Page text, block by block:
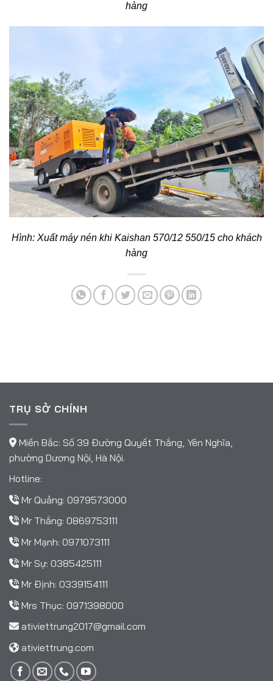
hàng
Hình: Xuất máy nén khi Kaishan 570/12 550/15 cho khách
hàng
TRỤ SỞ CHÍNH
Miền Bắc: Số 39 Đường Quyết Thắng, Yên Nghĩa,
phường Dương Nội, Hà Nội.
Hotline:
Mr Quảng: 0979573000
Mr Thắng: 0869753111
Mr Mạnh: 0971073111
Mr Sự: 0385425111
Mr Định: 0339154111
Mrs Thục: 0971398000
ativiettrung2017@gmail.com
ativiettrung.com